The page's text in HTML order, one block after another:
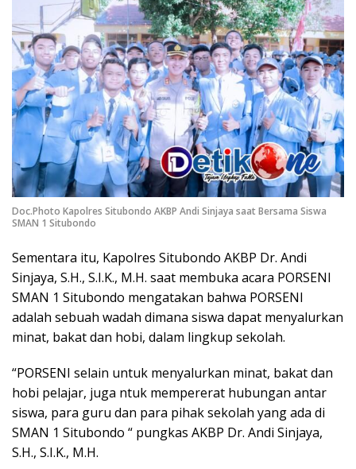
Doc.Photo Kapolres Situbondo AKBP Andi Sinjaya saat Bersama Siswa
SMAN 1 Situbondo
Sementara itu, Kapolres Situbondo AKBP Dr. Andi
Sinjaya, S.H., S.I.K., M.H. saat membuka acara PORSENI
SMAN 1 Situbondo mengatakan bahwa PORSENI
adalah sebuah wadah dimana siswa dapat menyalurkan
minat, bakat dan hobi, dalam lingkup sekolah.
“PORSENI selain untuk menyalurkan minat, bakat dan
hobi pelajar, juga ntuk mempererat hubungan antar
siswa, para guru dan para pihak sekolah yang ada di
SMAN 1 Situbondo “ pungkas AKBP Dr. Andi Sinjaya,
S.H., S.I.K., M.H.